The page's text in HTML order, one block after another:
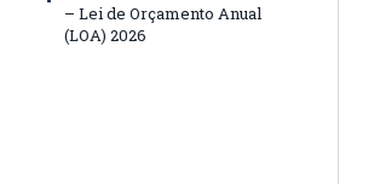
– Lei de Orçamento Anual
(LOA) 2026